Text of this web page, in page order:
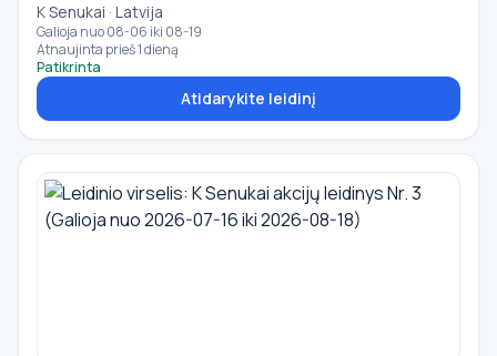
K Senukai · Latvija
Galioja nuo 08-06 iki 08-19
Atnaujinta prieš 1 dieną
Patikrinta
Atidarykite leidinį